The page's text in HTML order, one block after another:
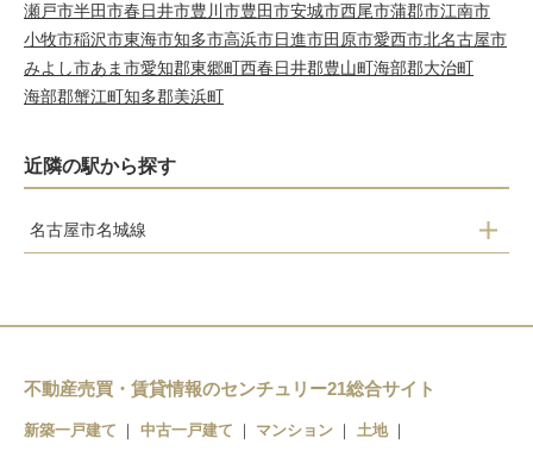
瀬戸市半田市春日井市豊川市豊田市安城市西尾市蒲郡市江南市
小牧市稲沢市東海市知多市高浜市日進市田原市愛西市北名古屋市
みよし市あま市愛知郡東郷町西春日井郡豊山町海部郡大治町
海部郡蟹江町知多郡美浜町
近隣の駅から探す
名古屋市名城線
茶屋ヶ坂
砂田橋
不動産売買・賃貸情報のセンチュリー21総合サイト
新築一戸建て 中古一戸建て マンション
土地